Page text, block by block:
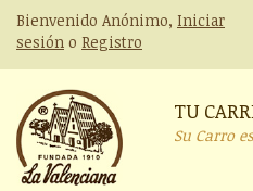
Bienvenido Anónimo, Iniciar
sesión o Registro
TU
Su Carro